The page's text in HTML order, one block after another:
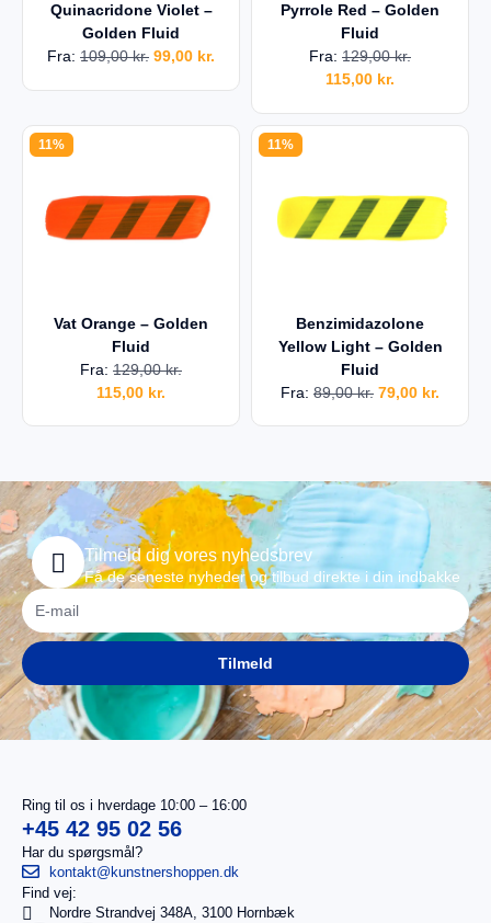
I
0,00kr.
Quinacridone Violet –
Golden Fluid
Fra: 109,00kr. 99,00 kr.
Pyrrole Red – Golden
Fluid
Fra: 129,00kr.
115,00 kr.
11%
Vat Orange – Golden
Fluid
Fra: 129,00kr.
115,00 kr.
11%
Benzimidazolone
Yellow Light – Golden
Fluid
Fra: 89,00kr. 79,00 kr.
Tilmeld dig vores nyhedsbrev
Få de seneste nyheder og tilbud direkte i din indbakke
Tilmeld
Ring til os i hverdage 10:00 – 16:00
+45 42 95 02 56
Har du spørgsmål?
kontakt@kunstnershoppen.dk
Find vej:
Nordre Strandvej 348A, 3100 Hornbæk